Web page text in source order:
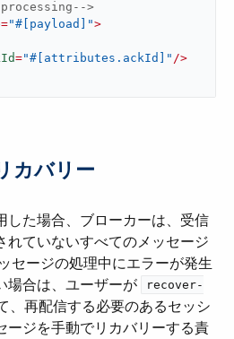
>
="#[payload]">
="#[attributes.ackId]" />
カバリー
した場合、ブローカーは、受信
れていないすべてのメッセージ
セージの処理中にエラーが発生
場合は、ユーザーが
recover-
、再配信する必要のあるセッシ
ージを手動でリカバリーする責